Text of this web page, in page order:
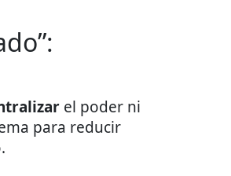
el poder ni
para reducir